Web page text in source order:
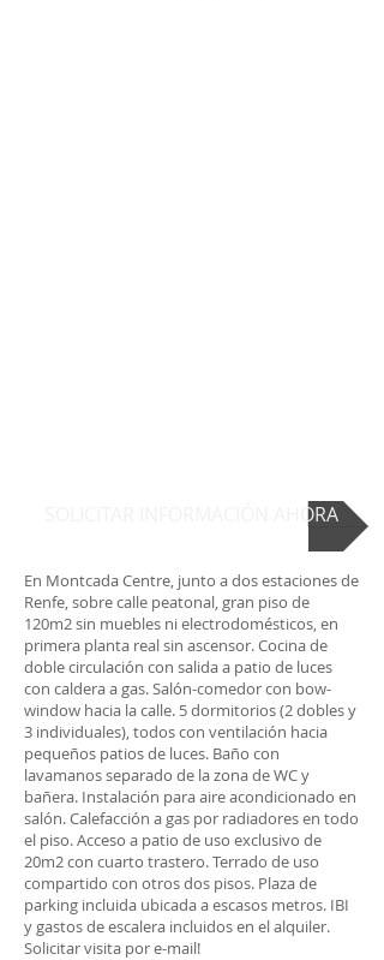
SOLICITAR INFORMACIÓN AHORA
En Montcada Centre, junto a dos estaciones de
Renfe, sobre calle peatonal, gran piso de
120m2 sin muebles ni electrodomésticos, en
primera planta real sin ascensor. Cocina de
doble circulación con salida a patio de luces
con caldera a gas. Salón-comedor con bow-
window hacia la calle. 5 dormitorios (2 dobles y
3 individuales), todos con ventilación hacia
pequeños patios de luces. Baño con
lavamanos separado de la zona de WC y
bañera. Instalación para aire acondicionado en
salón. Calefacción a gas por radiadores en todo
el piso. Acceso a patio de uso exclusivo de
20m2 con cuarto trastero. Terrado de uso
compartido con otros dos pisos. Plaza de
parking incluida ubicada a escasos metros. IBI
y gastos de escalera incluidos en el alquiler.
Solicitar visita por e-mail!